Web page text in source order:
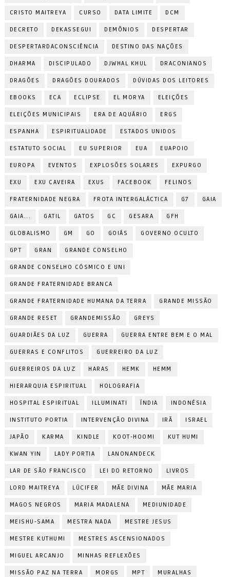
CRISTO MAITREYA CURSO DATA LIMITE DCM
DECRETO DEKASSEGUI DEMÔNIOS DESPERTAR
DESPERTARDACONSCIÊNCIA DESTINO DAS NAÇÕES
DHARMA DISCIPULADO DJWHAL KHUL DRACONIANOS
DRAGÕES DRAGÕES DOURADOS DÚVIDAS DOS LEITORES
EBOOKS ECA ECLIPSE EL MORYA ELEIÇÕES
ELEIÇÕES MUNICIPAIS ERA DE AQUÁRIO ERGS
ESPANHA ESPIRITUALIDADE ESTADOS UNIDOS
ESTATUTO SOCIAL EU SUPERIOR EUA EUAPOIO
EUROPA EVENTOS EXPLOSÕES SOLARES EXPURGO
EXU EXU CAVEIRA EXUS FACEBOOK FELINOS
FRATERNIDADE NEGRA FROTA INTERGALÁCTICA G7 GAIA
GAIA... GATIL GATOS GC GESARA GFH
GLOBALISMO GM GO GOIÁS GOVERNO OCULTO
GPT GRAN GRANDE CONSELHO
GRANDE CONSELHO CÓSMICO E UNI
GRANDE FRATERNIDADE BRANCA
GRANDE FRATERNIDADE HUMANA DA TERRA GRANDE MISSÃO
GRANDE RESET GRANDEMISSÃO GREYS
GUARDIÃES DA LUZ GUERRA GUERRA ENTRE BEM E O MAL
GUERRAS E CONFLITOS GUERREIRO DA LUZ
GUERREIROS DA LUZ HARAS HEMK HEMM
HIERARQUIA ESPIRITUAL HOLOGRAFIA
HOSPITAL ESPIRITUAL ILLUMINATI ÍNDIA INDONÉSIA
INSTITUTO PORTIA INTERVENÇÃO DIVINA IRÃ ISRAEL
JAPÃO KARMA KINDLE KOOT-HOOMI KUT HUMI
KWAN YIN LADY PORTIA LANONANDECK
LAR DE SÃO FRANCISCO LEI DO RETORNO LIVROS
LORD MAITREYA LÚCIFER MÃE DIVINA MÃE MARIA
MAGOS NEGROS MARIA MADALENA MEDIUNIDADE
MEISHU-SAMA MESTRA NADA MESTRE JESUS
MESTRE KUTHUMI MESTRES ASCENSIONADOS
MIGUEL ARCANJO MINHAS REFLEXÕES
MISSÃO PAZ NA TERRA MORGS MPT MURALHAS